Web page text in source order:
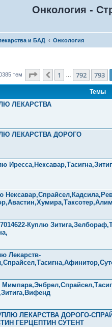
Онкология -
и БАД Онкология
тем Страница 794из 816
Пред.
1 792 793
Темы
ЛЕКАРСТВА
ЛЕКАРСТВА ДОРОГО
Куплю
Лекарств-
КУПЛЮ ЛЕКАРСТВА ДОРОГО-
ГЕРЦЕПТИН СУТЕНТ